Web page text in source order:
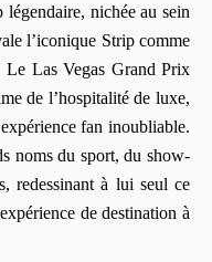
nichée au sein
l’iconique Strip comme
Le Las Vegas Grand Prix
de l’hospitalité de luxe,
fan inoubliable.
noms du sport, du show-
redessinant à lui seul ce
de destination à